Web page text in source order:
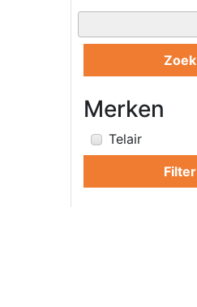
Zoek
Merken
Telair
Filter